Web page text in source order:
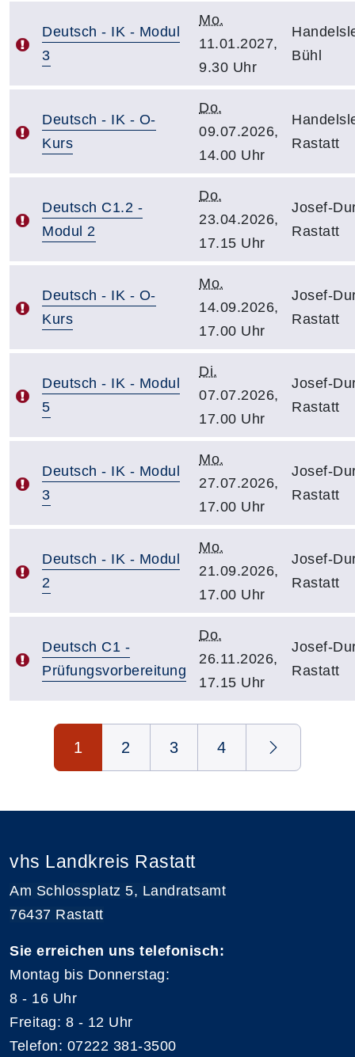
Deutsch - IK - Modul
3
Mo.
11.01.2027,
9.30 Uhr
Bühl
Deutsch - IK - O-
Kurs
Do.
09.07.2026,
14.00 Uhr
Rastatt
Deutsch C1.2 -
Modul 2
Do.
23.04.2026,
17.15 Uhr
Josef-
Rastatt
Deutsch - IK - O-
Kurs
Mo.
14.09.2026,
17.00 Uhr
Josef-
Rastatt
Deutsch - IK - Modul
5
Di.
07.07.2026,
17.00 Uhr
Josef-
Rastatt
Deutsch - IK - Modul
3
Mo.
27.07.2026,
17.00 Uhr
Josef-
Rastatt
Deutsch - IK - Modul
2
Mo.
21.09.2026,
17.00 Uhr
Josef-
Rastatt
Deutsch C1 -
Prüfungsvorbereitung
Do.
26.11.2026,
17.15 Uhr
Josef-
Rastatt
1 2 3 4
vhs Landkreis Rastatt
Am Schlossplatz 5, Landratsamt
76437 Rastatt
Sie erreichen uns telefonisch:
Montag bis Donnerstag:
8 - 16 Uhr
Freitag: 8 - 12 Uhr
Telefon: 07222 381-3500